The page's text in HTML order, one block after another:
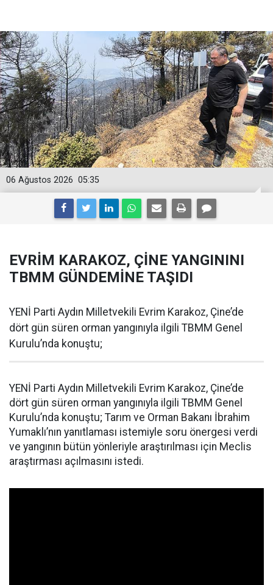
05:35
06 Ağustos 2026
EVRİM KARAKOZ, ÇİNE YANGININI
TBMM GÜNDEMİNE TAŞIDI
YENİ Parti Aydın Milletvekili Evrim Karakoz, Çine’de
dört gün süren orman yangınıyla ilgili TBMM Genel
Kurulu’nda konuştu;
YENİ Parti Aydın Milletvekili Evrim Karakoz, Çine’de
dört gün süren orman yangınıyla ilgili TBMM Genel
Kurulu’nda konuştu; Tarım ve Orman Bakanı İbrahim
Yumaklı’nın yanıtlaması istemiyle soru önergesi verdi
ve yangının bütün yönleriyle araştırılması için Meclis
araştırması açılmasını istedi.